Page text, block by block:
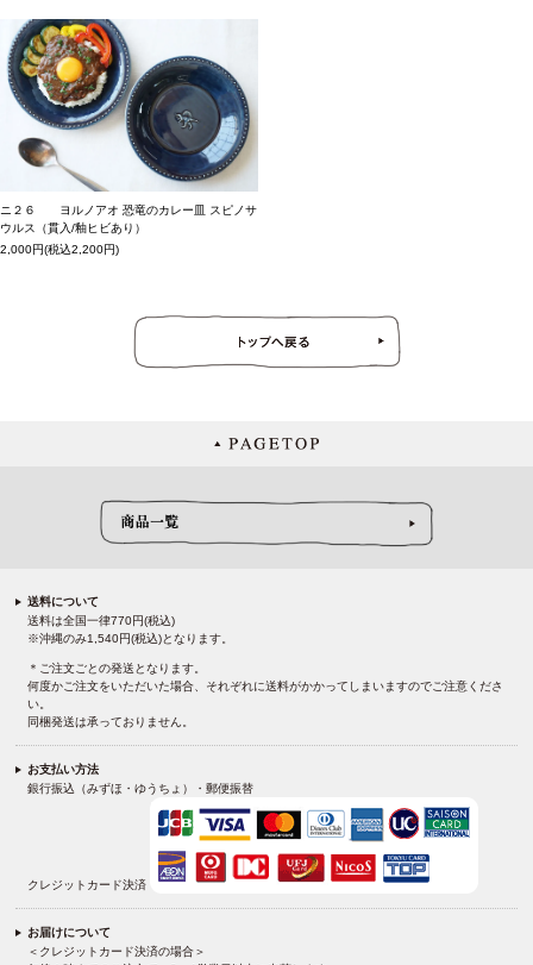
ニ２６ ヨルノアオ 恐竜のカレー皿 スピノサ
ウルス（貫入/釉ヒビあり）
2,000円(税込2,200円)
送料について
送料は全国一律770円(税込)
※沖縄のみ1,540円(税込)となります。
＊ご注文ごとの発送となります。
何度かご注文をいただいた場合、それぞれに送料がかかってしまいますのでご注意くださ
い。
同梱発送は承っておりません。
お支払い方法
銀行振込（みずほ・ゆうちょ）・郵便振替
クレジットカード決済
お届けについて
＜クレジットカード決済の場合＞